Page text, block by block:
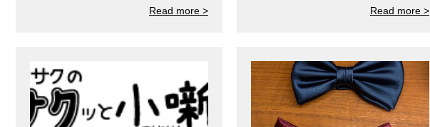
Read more > Read more >